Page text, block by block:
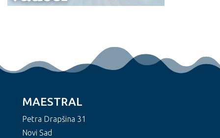
MAESTRAL
Petra Drapšina 31
Novi Sad